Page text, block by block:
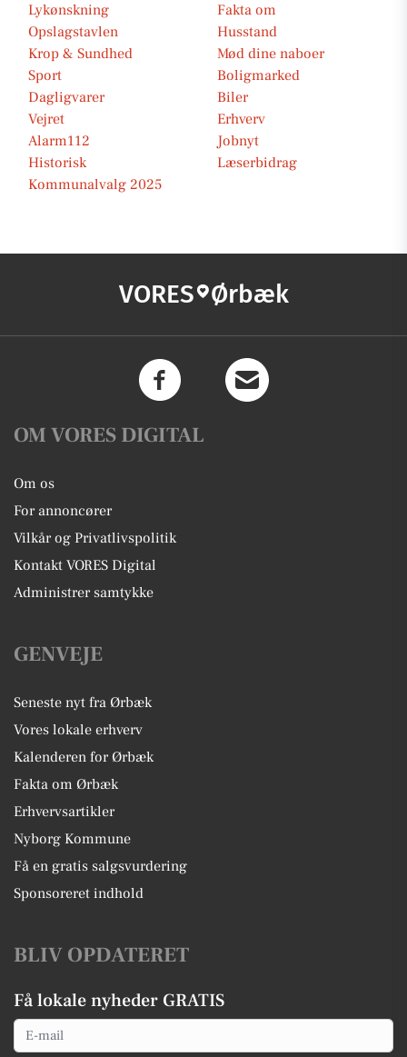
Lykønskning
Fakta om
Opslagstavlen
Husstand
Krop & Sundhed
Mød dine naboer
Sport
Boligmarked
Dagligvarer
Biler
Vejret
Erhverv
Alarm112
Jobnyt
Historisk
Læserbidrag
Kommunalvalg 2025
VORES Ørbæk
OM VORES DIGITAL
Om os
For annoncører
Vilkår og Privatlivspolitik
Kontakt VORES Digital
Administrer samtykke
GENVEJE
Seneste nyt fra Ørbæk
Vores lokale erhverv
Kalenderen for Ørbæk
Fakta om Ørbæk
Erhvervsartikler
Nyborg Kommune
Få en gratis salgsvurdering
Sponsoreret indhold
BLIV OPDATERET
Få lokale nyheder GRATIS
Email